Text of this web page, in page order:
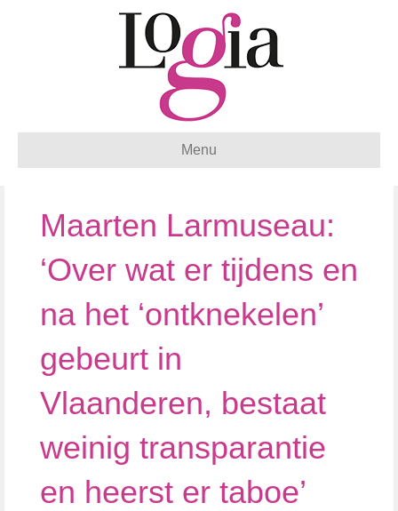
Menu
Maarten Larmuseau:
‘Over wat er tijdens en
na het ‘ontknekelen’
gebeurt in
Vlaanderen, bestaat
weinig transparantie
en heerst er taboe’